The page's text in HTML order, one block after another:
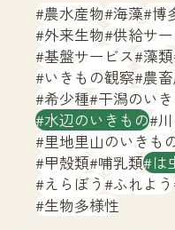
文字サイズ 小
生物多様性ふくお
サイ
農水産物 海藻 博
外来生物 供給サ
基盤サービス 藻類
いきもの観察 農
希少種 干潟のい
水辺のいきもの
里地里山のいきも
甲殻類 哺乳類 は
えらぼう ふれよう
生物多様性